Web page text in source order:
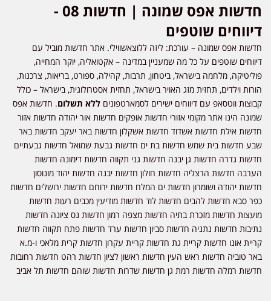
חדשות אפס שמונה | חדשות 08 -
דיווחים שוטפים
חדשות אפס שמונה – עורכת: ליזה ללוצאשווילי. אתר חדשות מוביל עם
דיווחים שוטפים על כל מה שמעניין במדינה – אקטואליה, יוקר המחייה,
פוליטיקה, מלחמה בישראל, ביטחון, תרבות, קהילה, ספורט, בריאות, צרכנות,
הורות וילדים, תחזית מזג האויר בישראל, תחזית אסטרולוגית, בישראל – כולל
קבוצות ווטסאפ עם דיווחים ישירים לסמארטפונים ללא תשלום. חדשות אפס
שמונה הינו אתר מקומי אזורי חדשות אופקים חדשות אור יהודה חדשות אזור
חדשות אילת חדשות אשדוד חדשות אשקלון חדשות באר יעקב חדשות באר
שבע חדשות בית שמש חדשות בת ים חדשות גבעת שמואל חדשות גבעתיים
חדשות גדרה חדשות גן יבנה חדשות גני תקווה חדשות דימונה חדשות
הערבה חדשות הרצליה חדשות חולון חדשות יבנה חדשות יהוד מונוסון
חדשות יהודה ושומרון חדשות ים המלח חדשות ירוחם חדשות ירושלים חדשות
כפר סבא חדשות להבים חדשות לוד חדשות מודיעין מכבים רעות חדשות
מועצות חדשות מזכרת בתיה חדשות מצפה רמון חדשות נס ציונה חדשות
נתיבות חדשות נתניה חדשות סביון חדשות ערד חדשות פתח תקווה חדשות
קריית אונו חדשות קריית גת חדשות קריית עקרון חדשות קרית מלאכי ו-מ.א
באר טוביה חדשות ראש העין חדשות ראשון לציון חדשות רהט חדשות רחובות
חדשות רמלה חדשות רמת גן חדשות שדרות חדשות שוהם חדשות תל אביב